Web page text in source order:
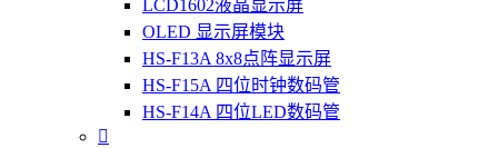
LCD1602液晶显示屏
OLED 显示屏模块
HS-F13A 8x8点阵显示屏
HS-F15A 四位时钟数码管
HS-F14A 四位LED数码管
